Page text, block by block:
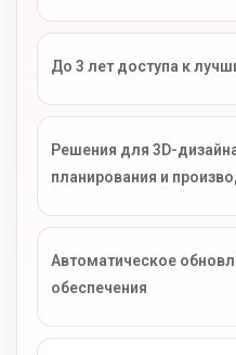
До 3 лет доступа к
Решения для 3D-
планирования и
Автоматическое
обеспечения